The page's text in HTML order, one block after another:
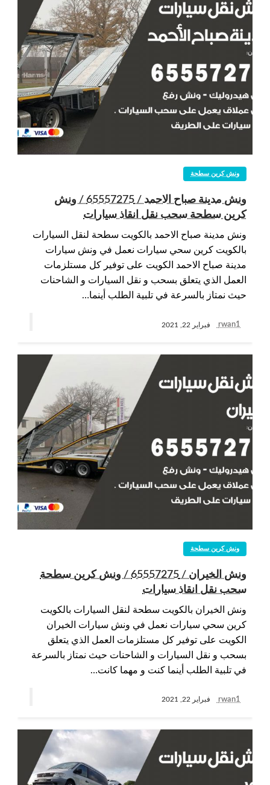
ونش كرين سطحة
ونش مدينة صباح الاحمد / 65557275 / ونش
كرين سطحة سحب نقل انقاذ سيارات
ونش مدينة صباح الاحمد بالكويت سطحة لنقل السيارات
بالكويت كرين سحي سيارات نعمل في ونش سيارات
مدينة صباح الاحمد الكويت على توفير كل مستلزمات
العمل الذي يتعلق بسحب و نقل السيارات و الشاحنات
حيث نمتاز بالسرعة في تلبية الطلب أينما…
rwan1 فبراير 22, 2021
ونش كرين سطحة
ونش الخيران / 65557275 / ونش كرين سطحة
سحب نقل انقاذ سيارات
ونش الخيران بالكويت سطحة لنقل السيارات بالكويت
كرين سحي سيارات نعمل في ونش سيارات الخيران
الكويت على توفير كل مستلزمات العمل الذي يتعلق
بسحب و نقل السيارات و الشاحنات حيث نمتاز بالسرعة
في تلبية الطلب أينما كنت و مهما كانت…
rwan1 فبراير 22, 2021